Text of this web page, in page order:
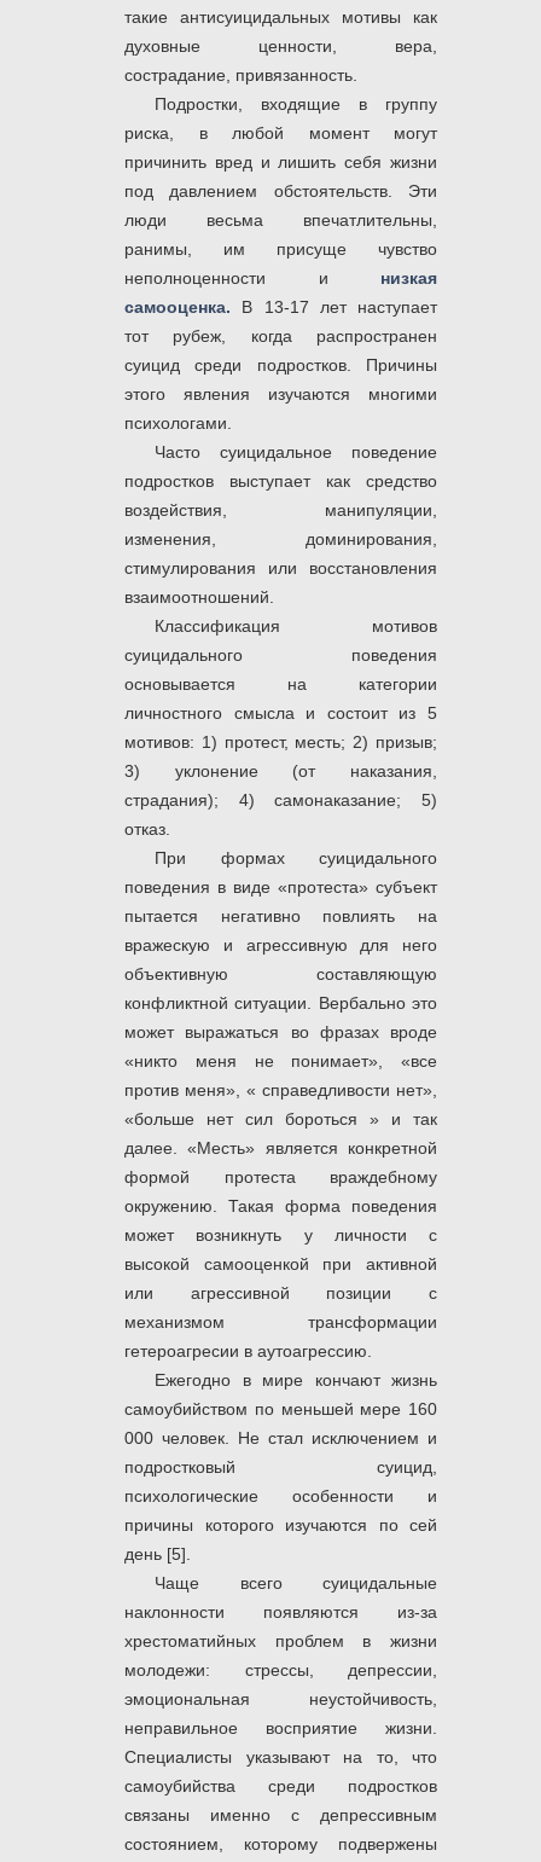
такие антисуицидальных мотивы как
духовные ценности, вера,
сострадание, привязанность.
Подростки, входящие в группу
риска, в любой момент могут
причинить вред и лишить себя жизни
под давлением обстоятельств. Эти
люди весьма впечатлительны,
ранимы, им присуще чувство
неполноценности и низкая
самооценка. В 13-17 лет наступает
тот рубеж, когда распространен
суицид среди подростков. Причины
этого явления изучаются многими
психологами.
Часто суицидальное поведение
подростков выступает как средство
воздействия, манипуляции,
изменения, доминирования,
стимулирования или восстановления
взаимоотношений.
Классификация мотивов
суицидального поведения
основывается на категории
личностного смысла и состоит из 5
мотивов: 1) протест, месть; 2) призыв;
3) уклонение (от наказания,
страдания); 4) самонаказание; 5)
отказ.
При формах суицидального
поведения в виде «протеста» субъект
пытается негативно повлиять на
вражескую и агрессивную для него
объективную составляющую
конфликтной ситуации. Вербально это
может выражаться во фразах вроде
«никто меня не понимает», «все
против меня», « справедливости нет»,
«больше нет сил бороться » и так
далее. «Месть» является конкретной
формой протеста враждебному
окружению. Такая форма поведения
может возникнуть у личности с
высокой самооценкой при активной
или агрессивной позиции с
механизмом трансформации
гетероагресии в аутоагрессию.
Ежегодно в мире кончают жизнь
самоубийством по меньшей мере 160
000 человек. Не стал исключением и
подростковый суицид,
психологические особенности и
причины которого изучаются по сей
день [5].
Чаще всего суицидальные
наклонности появляются из-за
хрестоматийных проблем в жизни
молодежи: стрессы, депрессии,
эмоциональная неустойчивость,
неправильное восприятие жизни.
Специалисты указывают на то, что
самоубийства среди подростков
связаны именно с депрессивным
состоянием, которому подвержены